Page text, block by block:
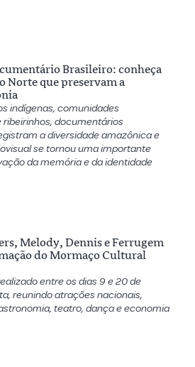
Brasileiro: conheça
Norte que preservam a
indígenas, comunidades
documentários
a diversidade amazônica e
se tornou uma importante
da memória e da identidade
Melody, Dennis e Ferrugem
do Mormaço Cultural
entre os dias 9 e 20 de
reunindo atrações nacionais,
teatro, dança e economia